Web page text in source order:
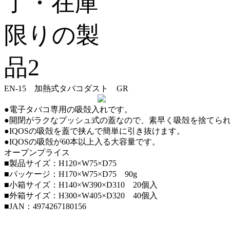
EN-15 加熱式タバコダスト GR
●電子タバコ専用の吸殻入れです。
●開閉がラクなプッシュ式の蓋なので、素早く吸殻を捨てら
●IQOSの吸殻を蓋で挟んで簡単に引き抜けます。
●IQOSの吸殻が60本以上入る大容量です。
オープンプライス
■製品サイズ：H120×W75×D75
■パッケージ：H170×W75×D75 90g
■⼩箱サイズ：H140×W390×D310 20個⼊
■外箱サイズ：H300×W405×D320 40個⼊
■JAN：4974267180156